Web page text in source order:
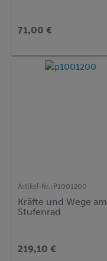
71,00 €
Artikel-Nr.: P1001200
Kräfte und Wege am
Stufenrad
219,10 €